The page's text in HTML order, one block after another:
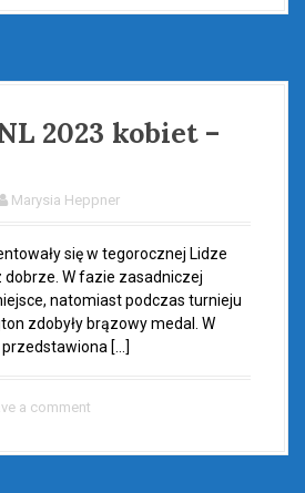
2023 kobiet –
Marysia Heppner
się w tegorocznej Lidze
dobrze. W fazie zasadniczej
natomiast podczas turnieju
zdobyły brązowy medal. W
[…]
a comment